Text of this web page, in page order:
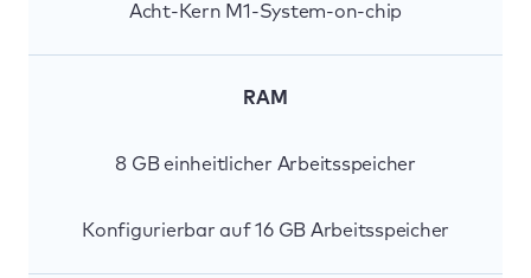
Acht-Kern M1-System-on-chip
RAM
8 GB einheitlicher Arbeitsspeicher
Konfigurierbar auf 16 GB Arbeitsspeicher